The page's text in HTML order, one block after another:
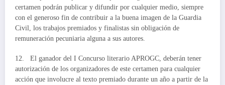
certamen podrán publicar y difundir por cualquier medio, siempre
con el generoso fin de contribuir a la buena imagen de la Guardia
Civil, los trabajos premiados y finalistas sin obligación de
remuneración pecuniaria alguna a sus autores.
12. El ganador del I Concurso literario APROGC, deberán tener
autorización de los organizadores de este certamen para cualquier
acción que involucre al texto premiado durante un año a partir de la